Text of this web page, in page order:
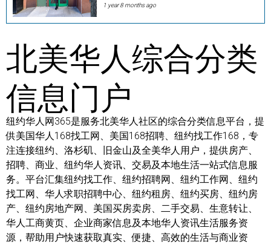
1 year 8 months ago
北美华人综合分类
信息门户
纽约华人网365是服务北美华人社区的综合分类信息平台，提
供美国华人168找工网、美国168招聘、纽约找工作168，专
注连接纽约、洛杉矶、旧金山及全美华人用户，提供房产、
招聘、商业、纽约华人资讯、交易及本地生活一站式信息服
务。平台汇集纽约找工作、纽约招聘网、纽约工作网、纽约
找工网、华人求职招聘中心、纽约租房、纽约买房、纽约房
产、纽约房地产网、美国买房卖房、二手交易、生意转让、
华人工商黄页、企业商家信息及本地华人资讯生活服务资
源，帮助用户快速获取真实、便捷、高效的生活与商业资